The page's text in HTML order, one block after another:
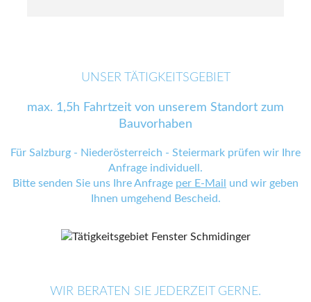
UNSER TÄTIGKEITSGEBIET
max. 1,5h Fahrtzeit von unserem Standort zum
Bauvorhaben
Für Salzburg - Niederösterreich - Steiermark prüfen wir Ihre
Anfrage individuell.
Bitte senden Sie uns Ihre Anfrage per E-Mail
und wir geben
Ihnen umgehend Bescheid.
WIR BERATEN SIE JEDERZEIT GERNE.